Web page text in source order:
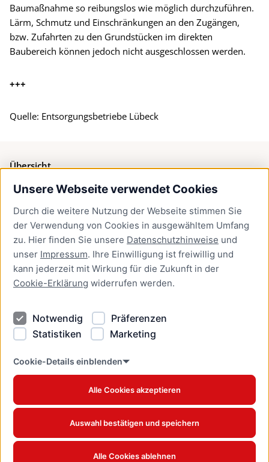
Unsere Webseite verwendet Cookies
Durch die weitere Nutzung der Webseite stimmen Sie
der Verwendung von Cookies in ausgewähltem Umfang
zu. Hier finden Sie unsere Datenschutzhinweise und
unser Impressum. Ihre Einwilligung ist freiwillig und
kann jederzeit mit Wirkung für die Zukunft in der
Cookie-Erklärung widerrufen werden.
Notwendig
Präferenzen
Statistiken
Marketing
Cookie-Details einblenden
Alle Cookies akzeptieren
Auswahl bestätigen und speichern
Alle Cookies ablehnen
Baumaßnahme so reibungslos wie möglich durchzuführen.
Lärm, Schmutz und Einschränkungen an den Zugängen,
bzw. Zufahrten zu den Grundstücken im direkten
Baubereich können jedoch nicht ausgeschlossen werden.
+++
Quelle: Entsorgungsbetriebe Lübeck
Übersicht
Bürgerservice
Presse
Newsletter Lübeck:kompakt
Kontakt
Kontakt
Datenschutzhinweise
Barrierefreiheit
Cookie Erklärung
www.luebeck.de